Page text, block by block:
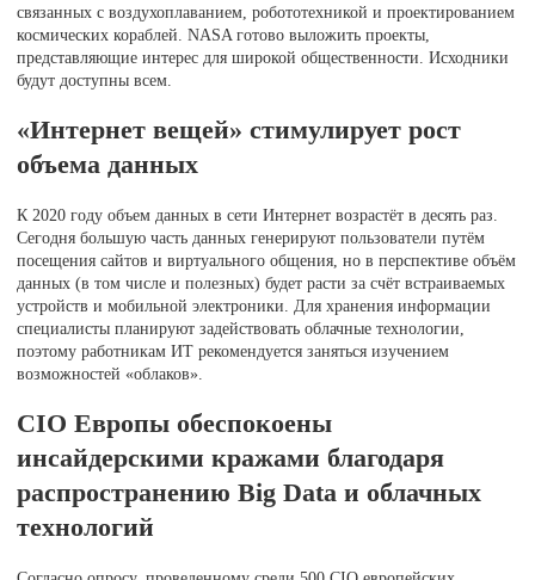
связанных с воздухоплаванием, робототехникой и проектированием
космических кораблей. NASA готово выложить проекты,
представляющие интерес для широкой общественности. Исходники
будут доступны всем.
«Интернет вещей» стимулирует рост
объема данных
К 2020 году объем данных в сети Интернет возрастёт в десять раз.
Сегодня большую часть данных генерируют пользователи путём
посещения сайтов и виртуального общения, но в перспективе объём
данных (в том числе и полезных) будет расти за счёт встраиваемых
устройств и мобильной электроники. Для хранения информации
специалисты планируют задействовать облачные технологии,
поэтому работникам ИТ рекомендуется заняться изучением
возможностей «облаков».
CIO Европы обеспокоены
инсайдерскими кражами благодаря
распространению Big Data и облачных
технологий